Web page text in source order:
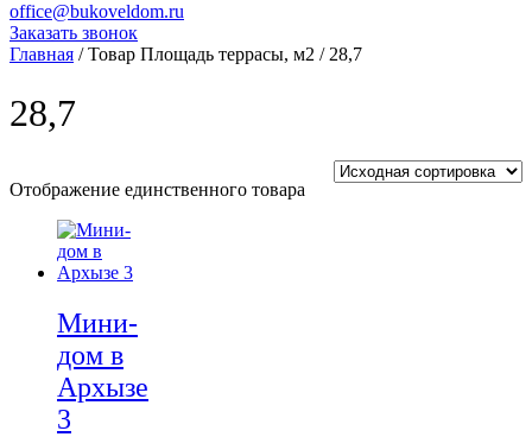
office@bukoveldom.ru
Заказать звонок
Главная / Товар Площадь террасы, м2 / 28,7
28,7
Отображение единственного товара
Мини-
дом в
Архызе
3